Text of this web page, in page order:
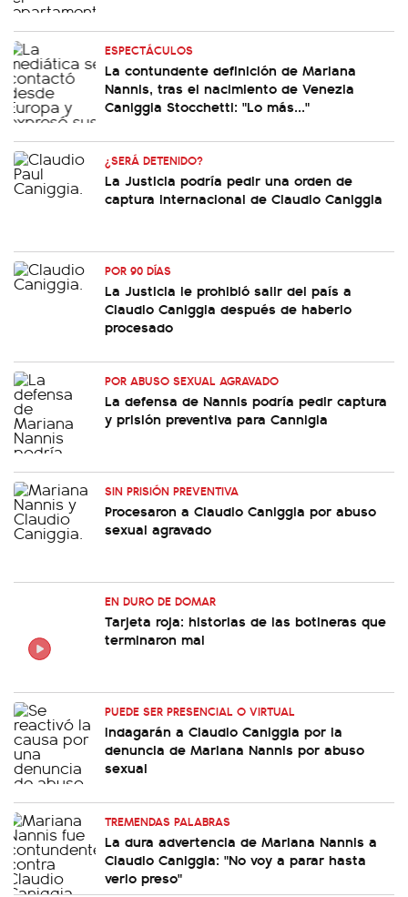
ESPECTÁCULOS
La contundente definición de Mariana
Nannis, tras el nacimiento de Venezia
Caniggia Stocchetti: "Lo más..."
¿SERÁ DETENIDO?
La Justicia podría pedir una orden de
captura internacional de Claudio Caniggia
POR 90 DÍAS
La Justicia le prohibió salir del país a
Claudio Caniggia después de haberlo
procesado
POR ABUSO SEXUAL AGRAVADO
La defensa de Nannis podría pedir captura
y prisión preventiva para Cannigia
SIN PRISIÓN PREVENTIVA
Procesaron a Claudio Caniggia por abuso
sexual agravado
EN DURO DE DOMAR
Tarjeta roja: historias de las botineras que
terminaron mal
PUEDE SER PRESENCIAL O VIRTUAL
Indagarán a Claudio Caniggia por la
denuncia de Mariana Nannis por abuso
sexual
TREMENDAS PALABRAS
La dura advertencia de Mariana Nannis a
Claudio Caniggia: "No voy a parar hasta
verlo preso"